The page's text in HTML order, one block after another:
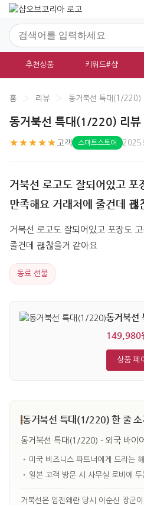
추천상품 키워드#샵
홈 › 리뷰 › 동거북선 특대(1/220)
동거북선 특대(1/220) 리뷰
★★★★★ 고객 스마트스토어 2025
거북선 로고도 잘되어있고 포
만족해요 거래처에 줄건데 괞
거북선 로고도 잘되어있고 포장도
줄건데 괞찮을거 같아요
동료 선물
동거북선
149,980
상품 페
동거북선 특대(1/220) 한 줄 소
동거북선 특대(1/220) - 외국 바이
• 미국 비즈니스 파트너에게 드리는
• 일본 고객 방문 시 사무실 로비에
거북선은 임진왜란 당시 이순신 장군